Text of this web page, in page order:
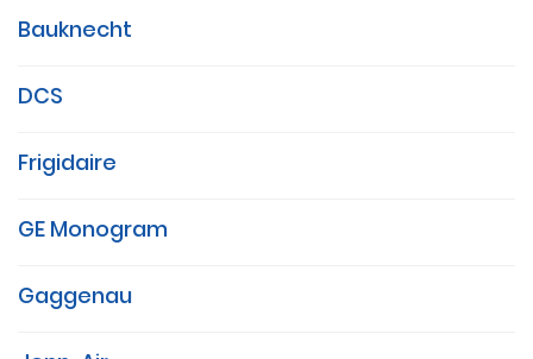
Bauknecht
DCS
Frigidaire
GE Monogram
Gaggenau